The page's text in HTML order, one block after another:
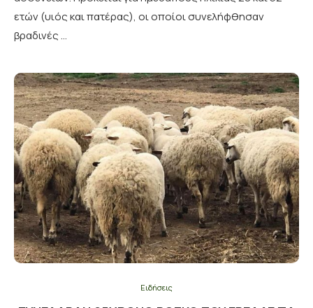
ετών (υιός και πατέρας), οι οποίοι συνελήφθησαν
βραδινές …
Ειδήσεις